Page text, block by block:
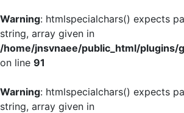
Warning: htmlspecialchars() expects
string, array given in
/home/jnsvnaee/public_html/plugins/
on line 91
Warning: htmlspecialchars() expects
string, array given in